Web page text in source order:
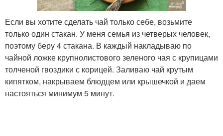
Если вы хотите сделать чай только себе, возьмите
только один стакан. У меня семья из четверых человек,
поэтому беру 4 стакана. В каждый накладываю по
чайной ложке крупнолистового зеленого чая с крупицами
толченой гвоздики с корицей. Заливаю чай крутым
кипятком, накрываем блюдцем или крышечкой и даем
настояться минимум 5 минут.